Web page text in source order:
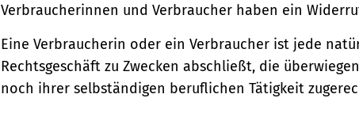
Verbraucherinnen und Verbraucher haben ein
Eine Verbraucherin oder ein Verbraucher ist jede
Rechtsgeschäft zu Zwecken abschließt, die
noch ihrer selbständigen beruflichen Tätigkeit